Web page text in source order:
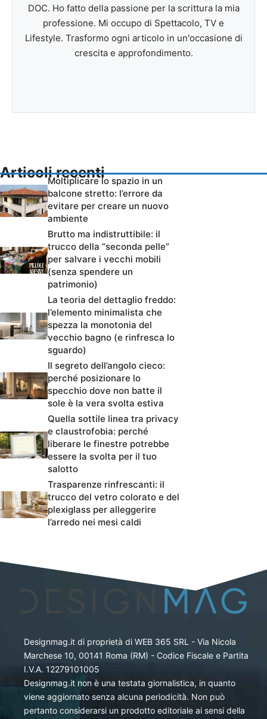
DOC. Ho fatto della passione per la scrittura la mia
professione. Mi occupo di Spettacolo, TV e
Lifestyle. Trasformo ogni articolo in un'occasione di
crescita e approfondimento.
Articoli recenti
Moltiplicare lo spazio in un
balcone stretto: l’errore da
evitare per creare un nuovo
ambiente
Brutto ma indistruttibile: il
trucco della “seconda pelle”
per salvare i vecchi mobili
(senza spendere un
patrimonio)
La teoria del dettaglio freddo:
l’elemento minimalista che
spezza la monotonia del
vecchio bagno (e rinfresca lo
sguardo)
Il segreto dell’angolo cieco:
perché posizionare lo
specchio dove non batte il
sole è la vera svolta estiva
Quella sottile linea tra privacy
e claustrofobia: perché
liberare le finestre potrebbe
essere la svolta per il tuo
salotto
Trasparenze rinfrescanti: il
trucco del vetro colorato e del
plexiglass per alleggerire
l’arredo nei mesi caldi
Designmag.it di proprietà di WEB 365 SRL - Via Nicola
Marchese 10, 00141 Roma (RM) - Codice Fiscale e Partita
I.V.A. 12279101005
Designmag.it non è una testata giornalistica, in quanto
viene aggiornato senza alcuna periodicità. Non può
pertanto considerarsi un prodotto editoriale ai sensi della